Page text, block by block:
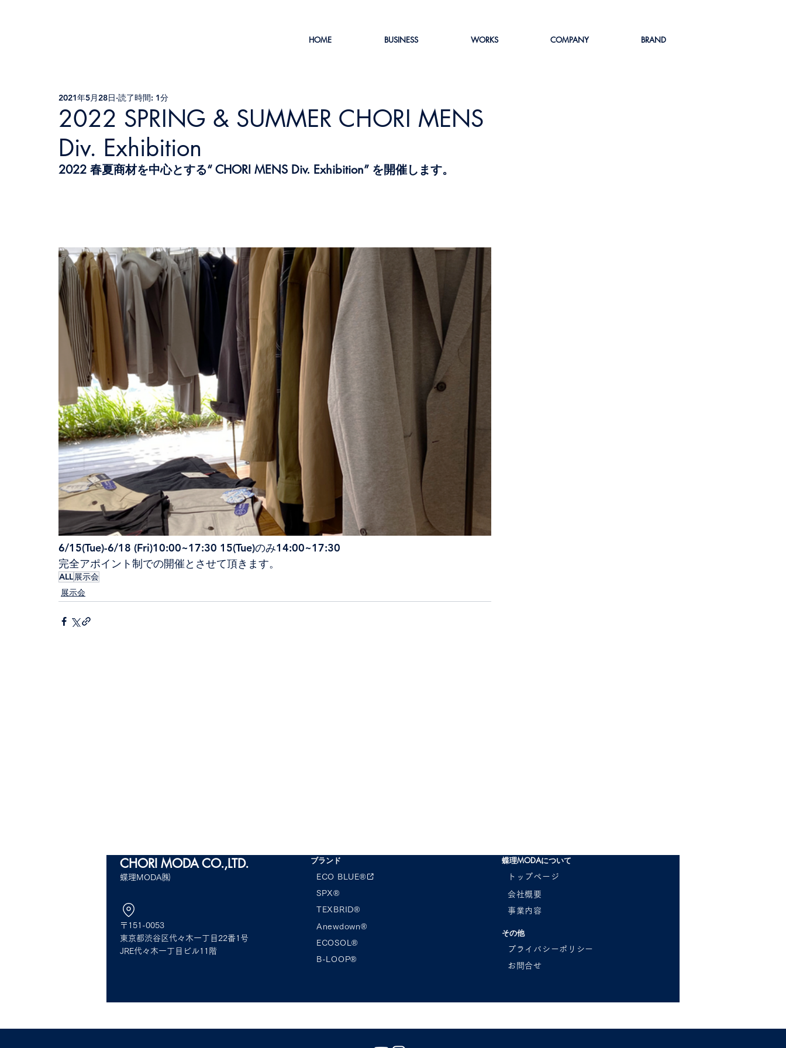
HOME BUSINESS WORKS COMPANY BRAND
2022 SPRING & SUMMER CHORI MENS
Div. Exhibition
2021年5月28日 読了時間: 1分
2022 春夏商材を中心とする“ CHORI MENS Div. Exhibition” を開催します。
6/15(Tue)-6/18 (Fri)10:00~17:30 15(Tue)のみ14:00~17:30
完全アポイント制での開催とさせて頂きます。
ALL展示会
展示会
CHORI STX FASHION EXPO
2024 SPRING SUMMER
CHORI STX FASHION EXPO
2024 SPRING SUMMER ご案
内
CHORI MODACO.,LTD.
蝶理MODA㈱
〒151-0053
東京都渋谷区代々木一丁目22番1号
JRE代々木一丁目ビル11階
ブランド
ECO BLUE®︎
SPX®︎
TEXBRID®
Anewdown®︎
ECOSOL®︎
B-LOOP®︎
蝶理MODAについて
トップページ
会社概要
事業内容
その他
プライバシーポリシー
お問合せ